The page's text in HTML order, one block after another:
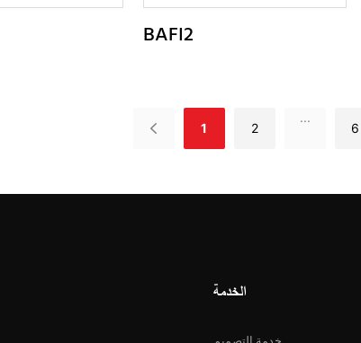
BAFI2
1 2
...
6
الخدمة